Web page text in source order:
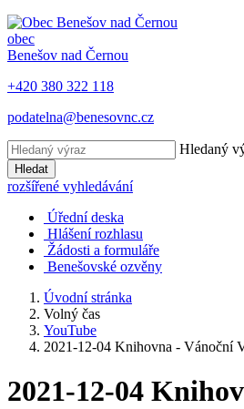
obec
Benešov nad Černou
+420 380 322 118
podatelna@benesovnc.cz
Hledaný
Hledat
rozšířené vyhledávání
Úřední deska
Hlášení rozhlasu
Žádosti a formuláře
Benešovské ozvěny
Úvodní stránka
Volný čas
YouTube
2021-12-04 Knihovna - Vánoční
2021-12-04